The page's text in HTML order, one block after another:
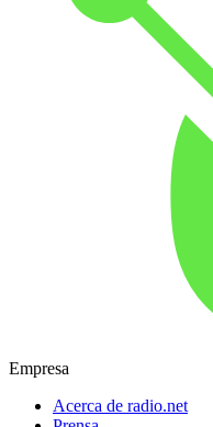
Empresa
Acerca de radio.net